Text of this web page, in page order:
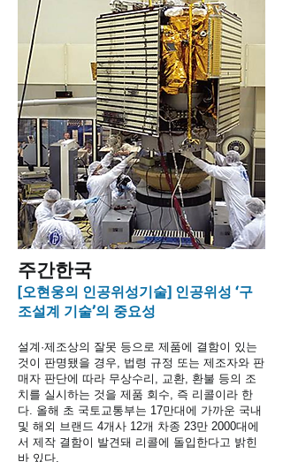
​주간한국
[오현웅의 인공위성기술] 인공위성 ‘구
조설계 기술’의 중요성
설계·제조상의 잘못 등으로 제품에 결함이 있는
것이 판명됐을 경우, 법령 규정 또는 제조자와 판
매자 판단에 따라 무상수리, 교환, 환불 등의 조
치를 실시하는 것을 제품 회수, 즉 리콜이라 한
다. 올해 초 국토교통부는 17만대에 가까운 국내
및 해외 브랜드 4개사 12개 차종 23만 2000대에
서 제작 결함이 발견돼 리콜에 돌입한다고 밝힌
바 있다.